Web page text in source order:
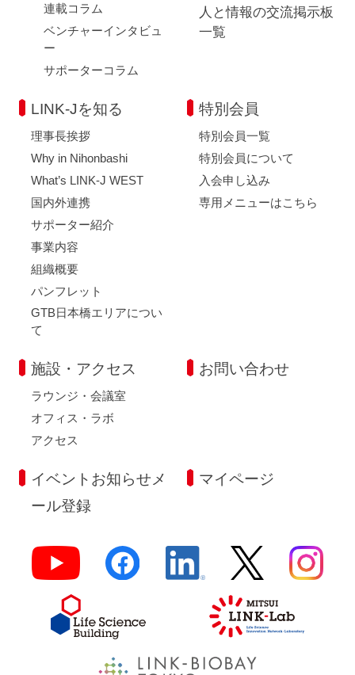
連載コラム
ベンチャーインタビュ
ー
サポーターコラム
人と情報の交流掲示板
一覧
LINK-Jを知る
理事長挨拶
Why in Nihonbashi
What’s LINK-J WEST
国内外連携
サポーター紹介
事業内容
組織概要
パンフレット
GTB日本橋エリアについ
て
特別会員
特別会員一覧
特別会員について
入会申し込み
専用メニューはこちら
施設・アクセス
ラウンジ・会議室
オフィス・ラボ
アクセス
お問い合わせ
イベントお知らせメ
ール登録
マイページ